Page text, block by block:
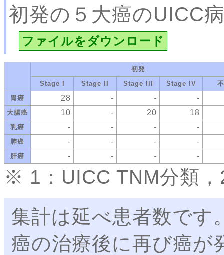
初発の５大癌のUICC
ファイルをダウンロード
初発
Stage I
Stage II Stage III Stage IV
胃癌
28 - - -
大腸癌 10 - 20 18
乳癌 - - - -
肺癌 - - - -
肝癌 - - - -
※ 1：UICC TNM分類
集計は延べ患者数です
癌の治療後に再び癌が